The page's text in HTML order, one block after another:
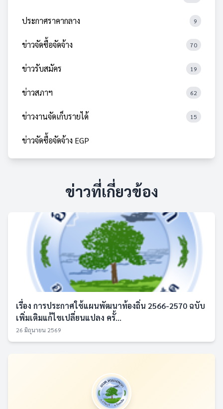
ประกาศราคากลาง 9
ข่าวจัดซื้อจัดจ้าง 70
ข่าวรับสมัคร 19
ข่าวสภาฯ 62
ข่าวงานจัดเก็บรายได้ 15
ข่าวจัดซื้อจัดจ้าง EGP
ข่าวที่เกี่ยวข้อง
เรื่อง การประกาศใช้แผนพัฒนาท้องถิ่น 2566-2570 ฉบับ
เพิ่มเติมแก้ไขเปลี่ยนแปลง ครั้...
26 มิถุนายน 2569